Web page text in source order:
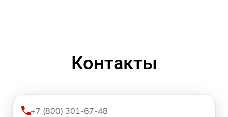
Контакты
+7 (800) 301-67-48